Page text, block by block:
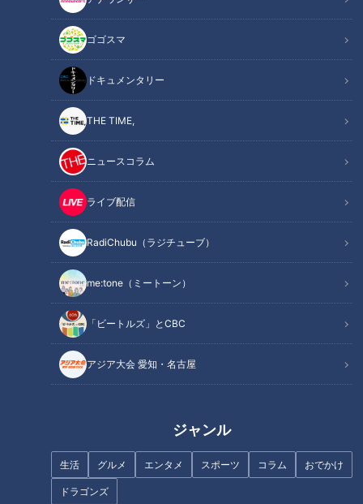
ゴゴスマ
ドキュメンタリー
THE TIME,
ニュースコラム
ライブ配信
RadiChubu（ラジチューブ）
me:tone（ミートーン）
「ビートルズ」とCBC
アジア大会 愛知・名古屋
ジャンル
生活 グルメ エンタメ スポーツ コラム おでかけ
ドラゴンズ
TikToker「お菓子食べすぎ会社員」野崎さんとコラボした限
定プリンも実食してみました。
この記事の画像を見る
この記事を見たあなたへのおすすめ
150万個の爆売れ！超濃厚チー
ズケーキ【デパチャン】
まかないから看板メニュー
ウガがうますぎる！春日井の町
中華「仙楽」名物“ハオユー麺”
ードプリン!秘密は卵が3倍!